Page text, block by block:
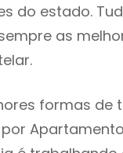
do estado.
as
formas de